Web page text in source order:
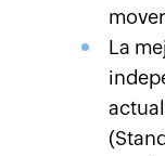
La